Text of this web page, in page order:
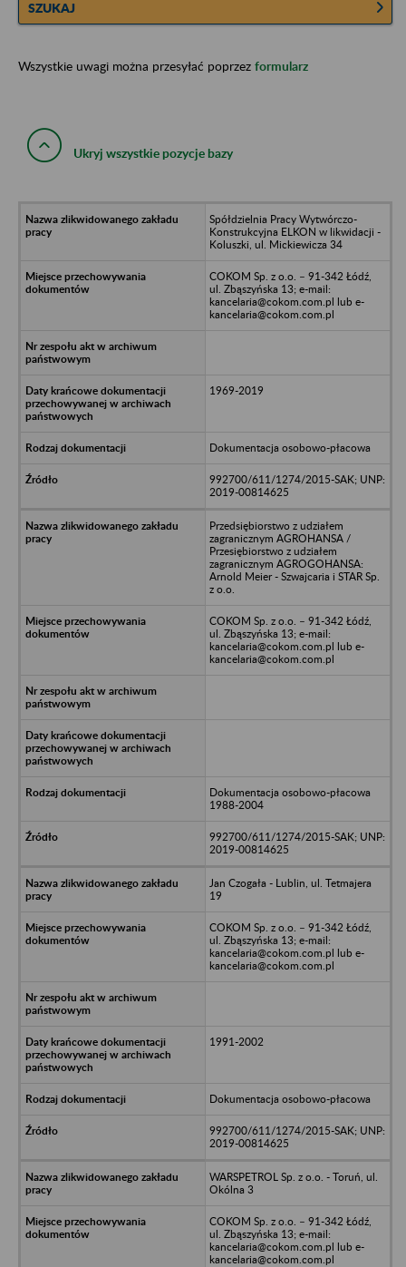
SZUKAJ
Wszystkie uwagi można przesyłać poprzez formularz
Ukryj wszystkie pozycje bazy
Spółdzielnia Pracy Wytwórczo-
Konstrukcyjna ELKON w likwidacji -
Koluszki, ul. Mickiewicza 34
COKOM Sp. z o.o. – 91-342 Łódź,
ul. Zbąszyńska 13; e-mail:
kancelaria@cokom.com.pl lub e-
kancelaria@cokom.com.pl
1969-2019
Dokumentacja osobowo-płacowa
992700/611/1274/2015-SAK; UNP:
2019-00814625
Przedsiębiorstwo z udziałem
zagranicznym AGROHANSA /
Przesiębiorstwo z udziałem
zagranicznym AGROGOHANSA:
Arnold Meier - Szwajcaria i STAR Sp.
z o.o.
COKOM Sp. z o.o. – 91-342 Łódź,
ul. Zbąszyńska 13; e-mail:
kancelaria@cokom.com.pl lub e-
kancelaria@cokom.com.pl
Dokumentacja osobowo-płacowa
1988-2004
992700/611/1274/2015-SAK; UNP:
2019-00814625
Jan Czogała - Lublin, ul. Tetmajera
19
COKOM Sp. z o.o. – 91-342 Łódź,
ul. Zbąszyńska 13; e-mail:
kancelaria@cokom.com.pl lub e-
kancelaria@cokom.com.pl
1991-2002
Dokumentacja osobowo-płacowa
992700/611/1274/2015-SAK; UNP:
2019-00814625
WARSPETROL Sp. z o.o. - Toruń, ul.
Okólna 3
COKOM Sp. z o.o. – 91-342 Łódź,
ul. Zbąszyńska 13; e-mail:
kancelaria@cokom.com.pl lub e-
kancelaria@cokom.com.pl